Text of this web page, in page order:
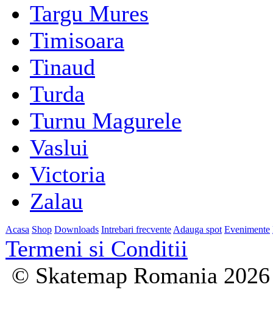
Targu Mures
Timisoara
Tinaud
Turda
Turnu Magurele
Vaslui
Victoria
Zalau
Acasa Shop Downloads Intrebari frecvente Adauga spot Evenimente
Termeni si Conditii
© Skatemap Romania 2026